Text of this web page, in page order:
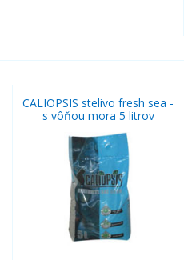
CALIOPSIS stelivo fresh sea -
s vôňou mora 5 litrov